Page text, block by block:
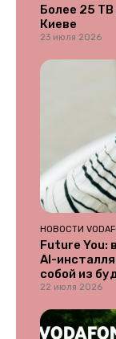
Более 25
Киеве
23 июля 2026
НОВОСТИ
Future You:
AI-
собой из
22 июля 2026